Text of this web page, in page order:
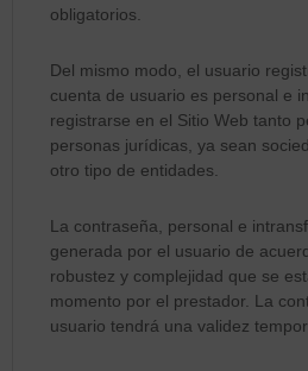
obligatorios.
Del mismo modo, el usuario
cuenta de usuario es personal e
registrarse en el Sitio Web tanto
personas jurídicas, ya sean
otro tipo de entidades.
La contraseña, personal e
generada por el usuario de
robustez y complejidad que se
momento por el prestador. La
usuario tendrá una validez